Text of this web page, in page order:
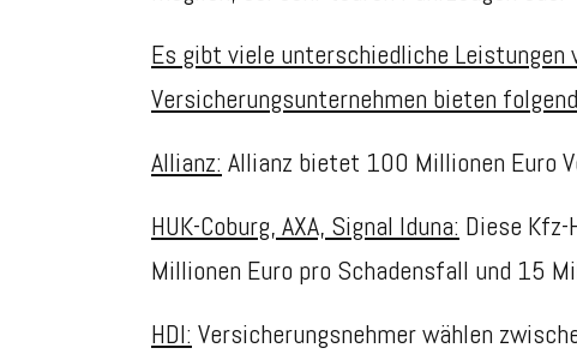
Es gibt viele unterschiedliche
Versicherungsunternehmen bieten
Allianz: Allianz bietet 100 Millionen Euro
HUK-Coburg, AXA, Signal Iduna: Diese
Millionen Euro pro Schadensfall und 15
HDI: Versicherungsnehmer wählen